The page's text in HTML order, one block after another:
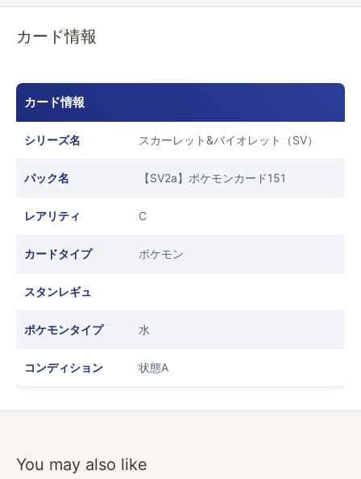
カード情報
カード情報
シリーズ名 スカーレット&バイオレット（SV）
パック名 【SV2a】ポケモンカード151
レアリティ C
カードタイプ ポケモン
スタンレギュ
ポケモンタイプ 水
コンディション 状態A
You may also like